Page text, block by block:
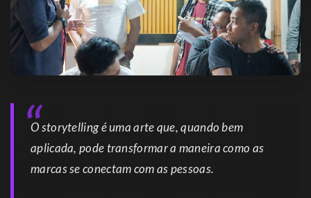
O storytelling é uma arte que, quando bem
aplicada, pode transformar a maneira como as
marcas se conectam com as pessoas.